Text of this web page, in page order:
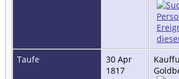
Taufe
30 Apr
1817